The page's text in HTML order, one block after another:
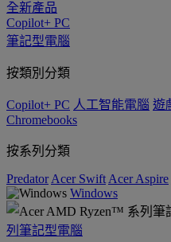
全新產品
Copilot+ PC
筆記型電腦
按類別分類
Copilot+ PC 人工智能電腦 遊
Chromebooks
按系列分類
Predator Acer Swift Acer Aspire
Windows
列筆記型電腦